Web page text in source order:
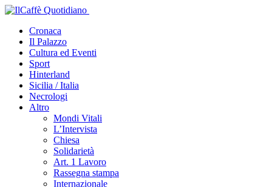
Cronaca
Il Palazzo
Cultura ed Eventi
Sport
Hinterland
Sicilia / Italia
Necrologi
Altro
Mondi Vitali
L’Intervista
Chiesa
Solidarietà
Art. 1 Lavoro
Rassegna stampa
Internazionale